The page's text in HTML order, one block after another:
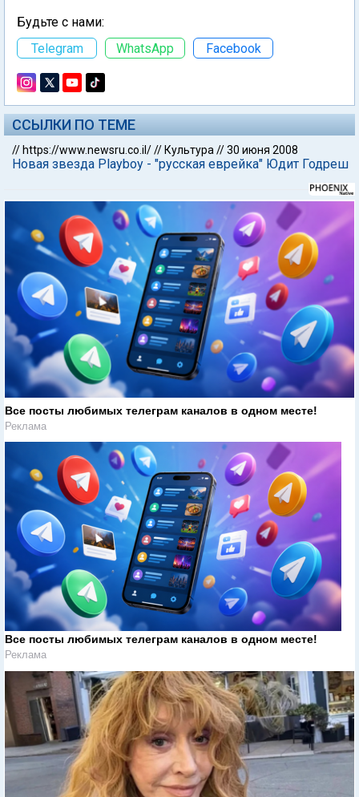
Будьте с нами:
Telegram
WhatsApp Facebook
ССЫЛКИ ПО ТЕМЕ
// https://www.newsru.co.il/// Культура //30 июня 2008
Новая звезда Playboy - "русская еврейка" Юдит Годреш
Все посты любимых телеграм каналов в одном месте!
Реклама
Все посты любимых телеграм каналов в одном месте!
Реклама